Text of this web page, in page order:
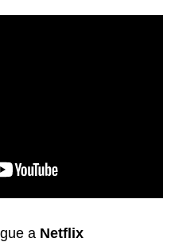
a Netflix